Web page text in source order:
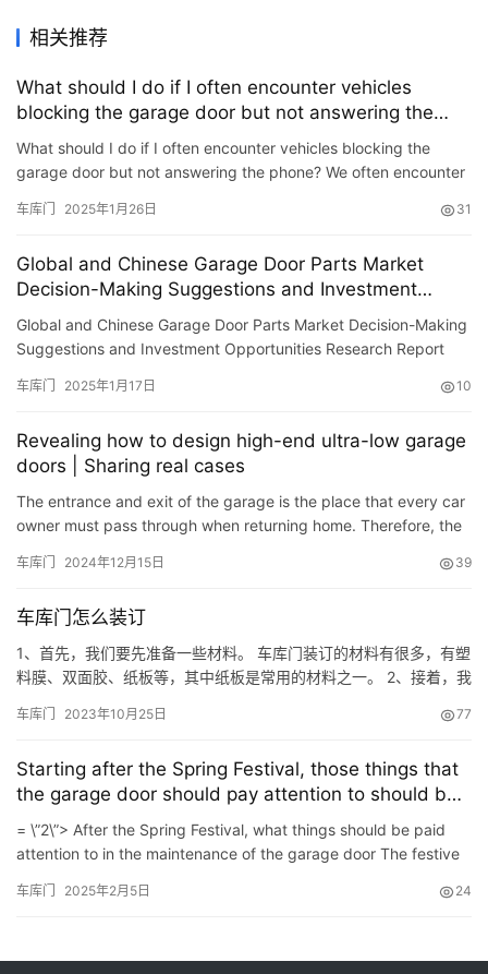
相关推荐
What should I do if I often encounter vehicles
blocking the garage door but not answering the
phone?
What should I do if I often encounter vehicles blocking the
garage door but not answering the phone? We often encounter
车库门 2025年1月26日 31
Global and Chinese Garage Door Parts Market
Decision-Making Suggestions and Investment
Opportunities Research Report 2025-2031
Global and Chinese Garage Door Parts Market Decision-Making
Suggestions and Investment Opportunities Research Report
organization…
车库门 2025年1月17日 10
Revealing how to design high-end ultra-low garage
doors | Sharing real cases
The entrance and exit of the garage is the place that every car
owner must pass through when returning home. Therefore, the
车库门 2024年12月15日 39
车库门怎么装订
1、首先，我们要先准备一些材料。 车库门装订的材料有很多，有塑
料膜、双面胶、纸板等，其中纸板是常用的材料之一。 2、接着，我
要贴牢固），然后我们把纸板放在上面；如果使用PVC材质的板材
需要用到热熔胶了。 （2）接下来把我们的车库门打开到一定…
车库门 2023年10月25日 77
Starting after the Spring Festival, those things that
the garage door should pay attention to should be
paid attention to
= \”2\”> After the Spring Festival, what things should be paid
attention to in the maintenance of the garage door The festive
车库门 2025年2月5日 24